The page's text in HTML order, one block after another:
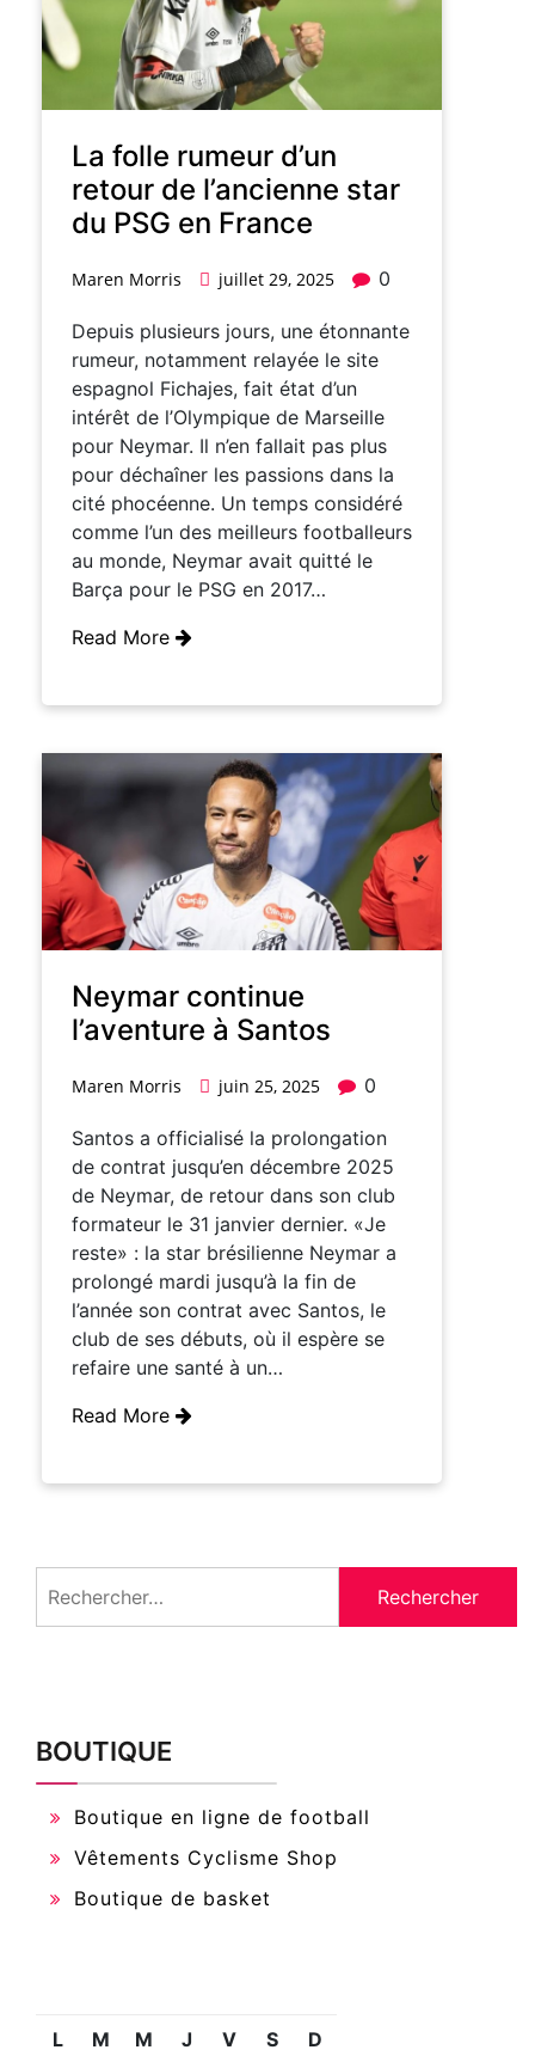
La folle rumeur d’un
retour de l’ancienne star
du PSG en France
Maren Morris juillet 29, 2025 0
Depuis plusieurs jours, une étonnante
rumeur, notamment relayée le site
espagnol Fichajes, fait état d’un
intérêt de l’Olympique de Marseille
pour Neymar. Il n’en fallait pas plus
pour déchaîner les passions dans la
cité phocéenne. Un temps considéré
comme l’un des meilleurs footballeurs
au monde, Neymar avait quitté le
Barça pour le PSG en 2017…
Read More
Neymar continue
l’aventure à Santos
Maren Morris juin 25, 2025 0
Santos a officialisé la prolongation
de contrat jusqu’en décembre 2025
de Neymar, de retour dans son club
formateur le 31 janvier dernier. «Je
reste» : la star brésilienne Neymar a
prolongé mardi jusqu’à la fin de
l’année son contrat avec Santos, le
club de ses débuts, où il espère se
refaire une santé à un…
Read More
BOUTIQUE
Boutique en ligne de football
Vêtements Cyclisme Shop
Boutique de basket
L M M J V S D